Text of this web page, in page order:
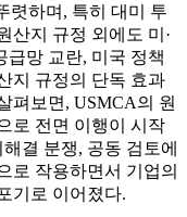
렷하며, 특히 대미 투
산지 규정 외에도 미·
급망 교란, 미국 정책
지 규정의 단독 효과
펴보면, USMCA의 원
로 전면 이행이 시작
결 분쟁, 공동 검토에
로 작용하면서 기업의
기로 이어졌다.